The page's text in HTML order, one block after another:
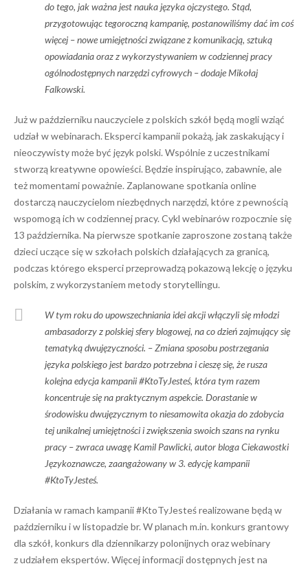
do tego, jak ważna jest nauka języka ojczystego. Stąd,
przygotowując tegoroczną kampanię, postanowiliśmy dać im coś
więcej – nowe umiejętności związane z komunikacją, sztuką
opowiadania oraz z wykorzystywaniem w codziennej pracy
ogólnodostępnych narzędzi cyfrowych – dodaje Mikołaj
Falkowski.
Już w październiku nauczyciele z polskich szkół będą mogli wziąć
udział w webinarach. Eksperci kampanii pokażą, jak zaskakujący i
nieoczywisty może być język polski. Wspólnie z uczestnikami
stworzą kreatywne opowieści. Będzie inspirująco, zabawnie, ale
też momentami poważnie. Zaplanowane spotkania online
dostarczą nauczycielom niezbędnych narzędzi, które z pewnością
wspomogą ich w codziennej pracy. Cykl webinarów rozpocznie się
13 października. Na pierwsze spotkanie zaproszone zostaną także
dzieci uczące się w szkołach polskich działających za granicą,
podczas którego eksperci przeprowadzą pokazową lekcję o języku
polskim, z wykorzystaniem metody storytellingu.
W tym roku do upowszechniania idei akcji włączyli się młodzi
ambasadorzy z polskiej sfery blogowej, na co dzień zajmujący się
tematyką dwujęzyczności. –Zmiana sposobu postrzegania
języka polskiego jest bardzo potrzebna i cieszę się, że rusza
kolejna edycja kampanii#KtoTyJesteś, która tym razem
koncentruje się na praktycznym aspekcie. Dorastanie w
środowisku dwujęzycznym to niesamowita okazja do zdobycia
tej unikalnej umiejętności i zwiększenia swoich szans na rynku
pracy –zwraca uwagę Kamil Pawlicki, autor bloga Ciekawostki
Językoznawcze, zaangażowany w 3. edycję kampanii
#KtoTyJesteś.
Działania w ramach kampanii #KtoTyJesteś realizowane będą w
październiku i w listopadzie br. W planach m.in. konkurs grantowy
dla szkół, konkurs dla dziennikarzy polonijnych oraz webinary
z udziałem ekspertów. Więcej informacji dostępnych jest na